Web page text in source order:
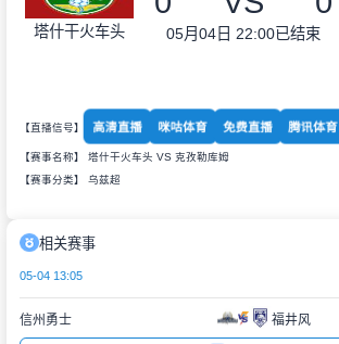
塔什干火车头 05月04日 22:00已结束
【直播信号】 高清直播 咪咕体育 免费直播 腾讯体育
【赛事名称】 塔什干火车头 VS 克孜勒库姆
【赛事分类】 乌兹超
相关赛事
05-04 13:05
信州勇士 福井风